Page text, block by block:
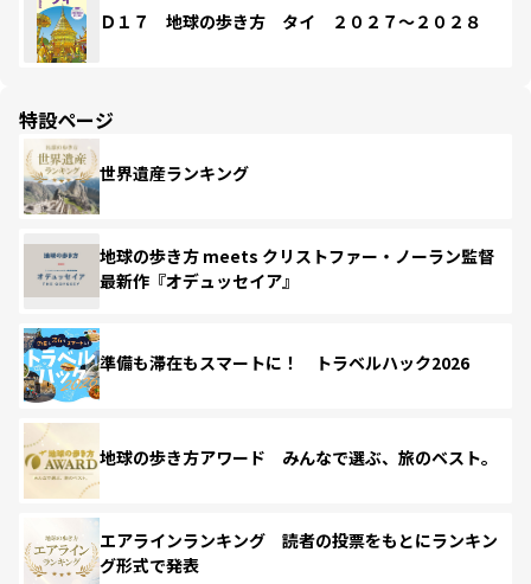
Ｄ１７ 地球の歩き方 タイ ２０２７～２０２８
特設ページ
世界遺産ランキング
地球の歩き方 meets クリストファー・ノーラン監督
最新作『オデュッセイア』
準備も滞在もスマートに！ トラベルハック2026
地球の歩き方アワード みんなで選ぶ、旅のベスト。
エアラインランキング 読者の投票をもとにランキン
グ形式で発表